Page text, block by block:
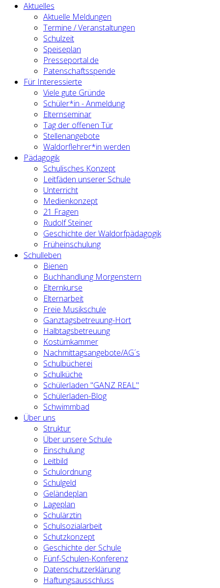
Aktuelles
Aktuelle Meldungen
Termine / Veranstaltungen
Schulzeit
Speiseplan
Presseportal.de
Patenschaftsspende
Für Interessierte
Viele gute Gründe
Schüler*in - Anmeldung
Elternseminar
Tag der offenen Tür
Stellenangebote
Waldorflehrer*in werden
Pädagogik
Schulisches Konzept
Leitfäden unserer Schule
Unterricht
Medienkonzept
21 Fragen
Rudolf Steiner
Geschichte der Waldorfpädagogik
Früheinschulung
Schulleben
Bienen
Buchhandlung Morgenstern
Elternkurse
Elternarbeit
Freie Musikschule
Ganztagsbetreuung-Hort
Halbtagsbetreuung
Kostümkammer
Nachmittagsangebote/AG´s
Schulbücherei
Schulküche
Schülerladen "GANZ REAL"
Schülerladen-Blog
Schwimmbad
Über uns
Struktur
Über unsere Schule
Einschulung
Leitbild
Schulordnung
Schulgeld
Geländeplan
Lageplan
Schulärztin
Schulsozialarbeit
Schutzkonzept
Geschichte der Schule
Fünf-Schulen-Konferenz
Datenschutzerklärung
Haftungsausschluss